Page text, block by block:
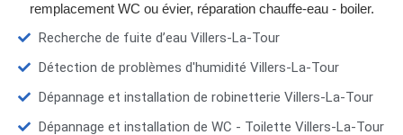
remplacement WC ou évier, réparation chauffe-eau - boiler.
Recherche de fuite d’eau Villers-La-Tour
Détection de problèmes d'humidité Villers-La-Tour
Dépannage et installation de robinetterie Villers-La-Tour
Dépannage et installation de WC - Toilette Villers-La-Tour